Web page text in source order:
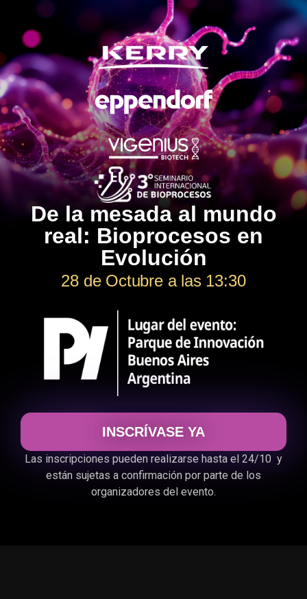
De la mesada al mundo
real: Bioprocesos en
Evolución
28 de Octubre a las 13:30
INSCRÍVASE YA
Las inscripciones pueden realizarse hasta el 24/10 y
están sujetas a confirmación por parte de los
organizadores del evento.